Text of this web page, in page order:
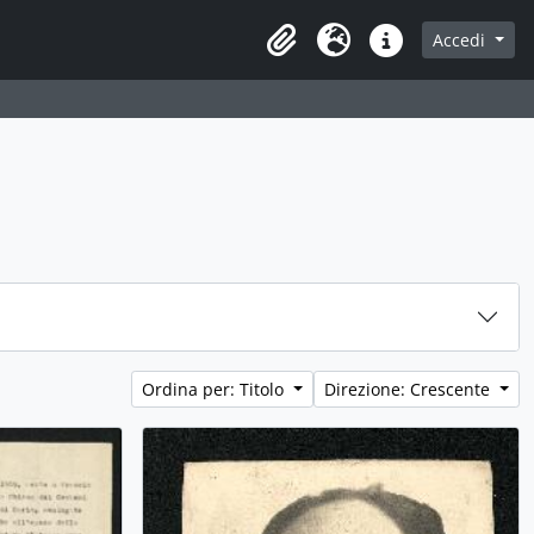
Area di lavoro
Lingua Collegamenti veloci
Accedi
Ordina per: Titolo Direzione: Crescente